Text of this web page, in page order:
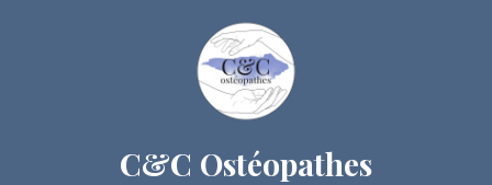
C&C Ostéopathes